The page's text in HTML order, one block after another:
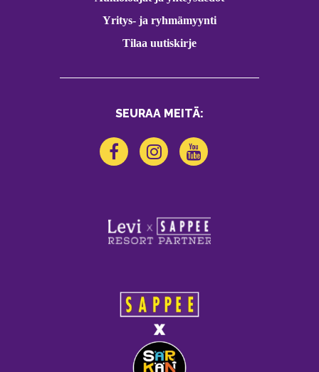
Yritys- ja ryhmämyynti
Tilaa uutiskirje
SEURAA MEITÄ: